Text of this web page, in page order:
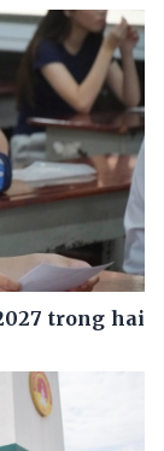
trong hai